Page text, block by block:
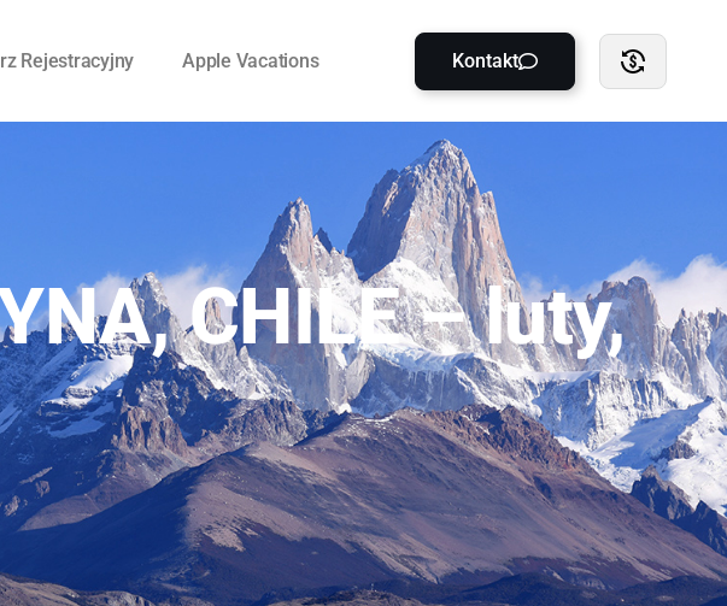
Rejestracyjny Apple Vacations Kontakt
CHILE – luty,